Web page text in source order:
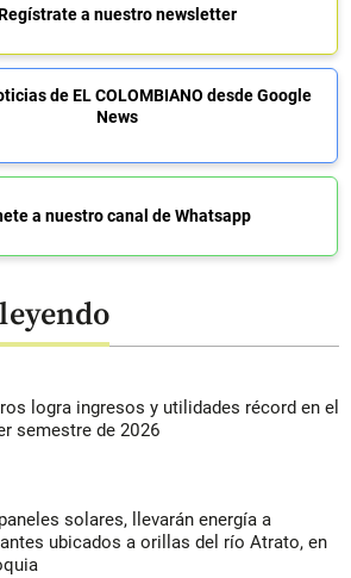
a nuestro newsletter
de EL COLOMBIANO desde Google
News
a nuestro canal de Whatsapp
logra ingresos y utilidades récord en el
semestre de 2026
solares, llevarán energía a
ubicados a orillas del río Atrato, en